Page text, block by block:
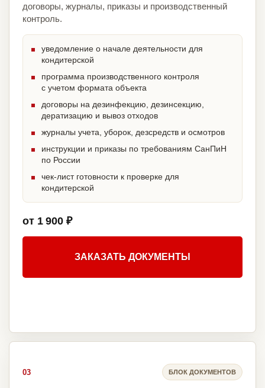
договоры, журналы, приказы и производственный
контроль.
уведомление о начале деятельности для
кондитерской
программа производственного контроля
с учетом формата объекта
договоры на дезинфекцию, дезинсекцию,
дератизацию и вывоз отходов
журналы учета, уборок, дезсредств и осмотров
инструкции и приказы по требованиям СанПиН
по России
чек-лист готовности к проверке для
кондитерской
от 1 900 ₽
ЗАКАЗАТЬ ДОКУМЕНТЫ
03 БЛОК ДОКУМЕНТОВ